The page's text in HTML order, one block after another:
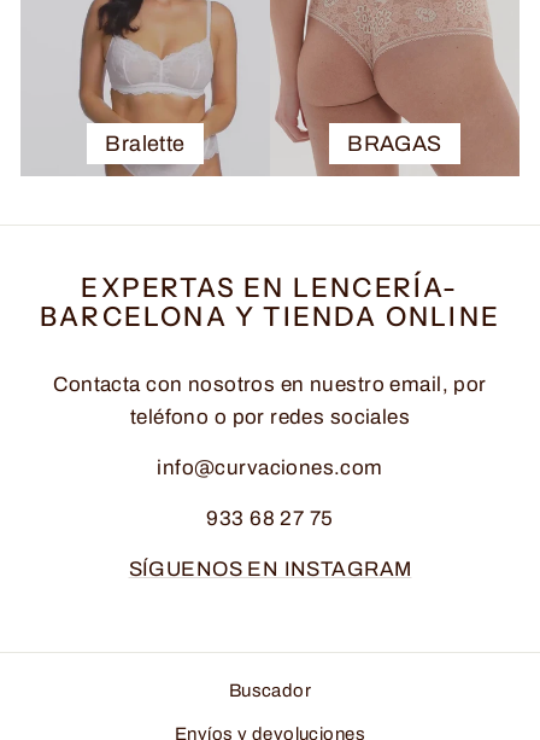
Bralette BRAGAS
EXPERTAS EN LENCERÍA-
BARCELONA Y TIENDA ONLINE
Contacta con nosotros en nuestro email, por
teléfono o por redes sociales
info@curvaciones.com
933 68 27 75
SÍGUENOS EN INSTAGRAM
Buscador
Envíos y devoluciones